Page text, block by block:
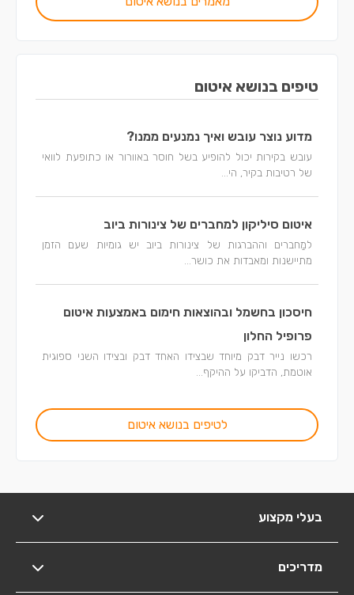
טיפים בנושא איטום
מדוע נוצר עובש ואיך נמנעים ממנו?
עובש בקירות יכול להופיע בשל חוסר באוורור או כתופעת לוואי
של רטיבות בקיר, הי...
איטום סיליקון למחברים של צינורות ביוב
למַחברים וההברגות של צינורות ביוב יש גומיות שעם הזמן
מתיישנות ומאבדות את כושר...
חיסכון בחשמל ובהוצאות חימום באמצעות איטום
פרופיל החלון
רכשו נייר דבק מיוחד שבצידו האחד דבק ובצידו השני ספוגית
אוטמת, הדביקו על ההיקף...
לטיפים בנושא איטום
בעלי מקצוע
מדריכים